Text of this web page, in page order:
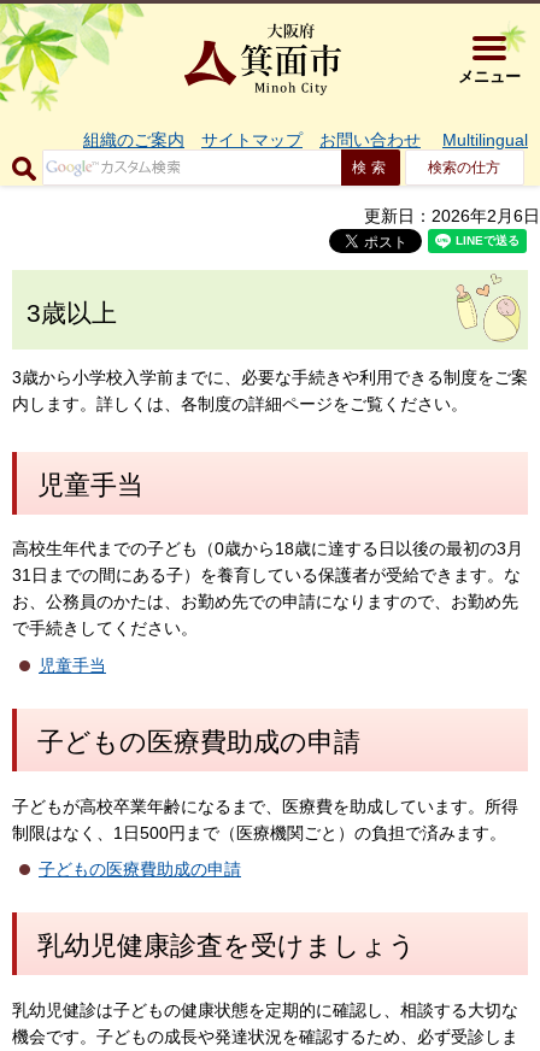
大阪府箕
メニュー
組織のご案内 サイトマップ お問い合わせ Multilingual
検索の仕方
更新日：2026年2月6日
3歳以上
3歳から小学校入学前までに、必要な手続きや利用できる制度をご案
内します。詳しくは、各制度の詳細ページをご覧ください。
児童手当
高校生年代までの子ども（0歳から18歳に達する日以後の最初の3月
31日までの間にある子）を養育している保護者が受給できます。な
お、公務員のかたは、お勤め先での申請になりますので、お勤め先
で手続きしてください。
児童手当
子どもの医療費助成の申請
子どもが高校卒業年齢になるまで、医療費を助成しています。所得
制限はなく、1日500円まで（医療機関ごと）の負担で済みます。
子どもの医療費助成の申請
乳幼児健康診査を受けましょう
乳幼児健診は子どもの健康状態を定期的に確認し、相談する大切な
機会です。子どもの成長や発達状況を確認するため、必ず受診しま